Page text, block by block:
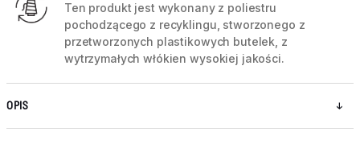
Ten produkt jest wykonany z poliestru
pochodzącego z recyklingu, stworzonego z
przetworzonych plastikowych butelek, z
wytrzymałych włókien wysokiej jakości.
OPIS